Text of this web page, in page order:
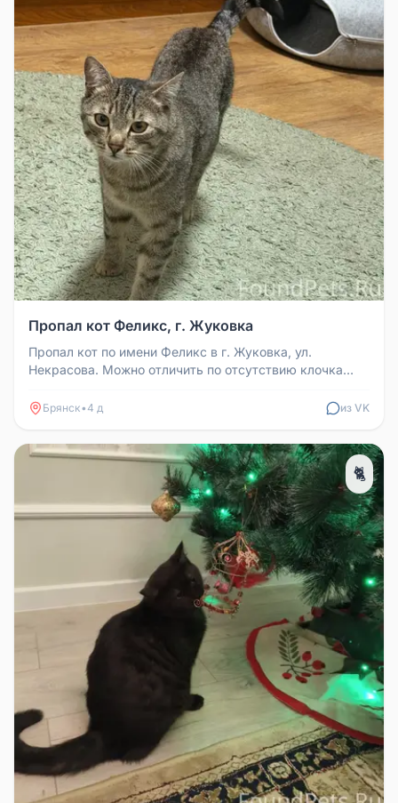
Пропал кот Феликс, г. Жуковка
Пропал кот по имени Феликс в г. Жуковка, ул.
Некрасова. Можно отличить по отсутствию клочка
Брянск•4 д из VK
🐈